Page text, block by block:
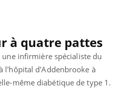
à quatre pattes
une infirmière spécialiste du
l'hôpital d'Addenbrooke à
même diabétique de type 1.